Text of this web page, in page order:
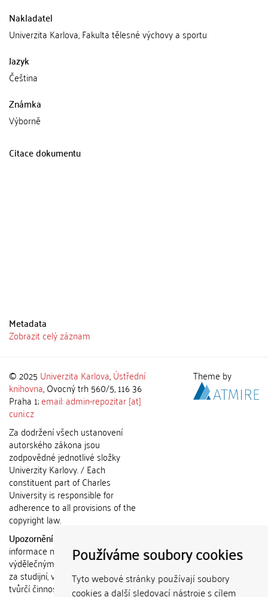
Používáme soubory cookies
Tyto webové stránky používají soubory
cookies a další sledovací nástroje s cílem
Nakladatel
Univerzita Karlova, Fakulta tělesné výchovy a sportu
Jazyk
Čeština
Známka
Výborně
Citace dokumentu
Metadata
Zobrazit celý záznam
© 2025 Univerzita Karlova,Ústřední
knihovna, Ovocný trh 560/5, 116 36
Praha 1;email: admin-repozitar [at]
cuni.cz
Za dodržení všech ustanovení
autorského zákona jsou
zodpovědné jednotlivé složky
Univerzity Karlovy. / Each
constituent part of Charles
University is responsible for
adherence to all provisions of the
copyright law.
Upozornění / Notice:
informace nemohou být použity k
výdělečným účelům nebo vydávány
za studijní, vědeckou nebo jinou
tvůrčí činnost jiné osoby než autora.
Theme by